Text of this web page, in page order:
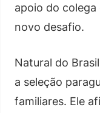
apoio do colega
novo desafio.
Natural do
a seleção
familiares. Ele